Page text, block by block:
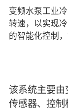
变频水泵工业
转速，以实现
的智能化控制
该系统主要由
传感器、控制